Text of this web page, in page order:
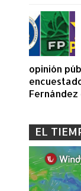
opinión
EL